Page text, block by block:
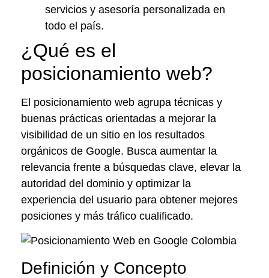
servicios y asesoría personalizada en
todo el país.
¿Qué es el
posicionamiento web?
El posicionamiento web agrupa técnicas y
buenas prácticas orientadas a mejorar la
visibilidad de un sitio en los resultados
orgánicos de Google. Busca aumentar la
relevancia frente a búsquedas clave, elevar la
autoridad del dominio y optimizar la
experiencia del usuario para obtener mejores
posiciones y más tráfico cualificado.
Definición y Concepto